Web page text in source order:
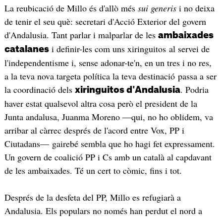
La reubicació de Millo és d'allò méssui generis i no deixa
de tenir el seu què: secretari d'Acció Exterior del govern
d'Andalusia. Tant parlar i malparlar de les ambaixades
catalanesi definir-les com uns xiringuitos al servei de
l'independentisme i, sense adonar-te'n, en un tres i no res,
a la teva nova targeta política la teva destinació passa a ser
la coordinació dels xiringuitos d'Andalusia. Podria
haver estat qualsevol altra cosa però el president de la
Junta andalusa, Juanma Moreno ―qui, no ho oblidem, va
arribar al càrrec després de l'acord entre Vox, PP i
Ciutadans― gairebé sembla que ho hagi fet expressament.
Un govern de coalició PP i Cs amb un català al capdavant
de les ambaixades. Té un cert to còmic, fins i tot.
Després de la desfeta del PP, Millo es refugiarà a
Andalusia. Els populars no només han perdut el nord a